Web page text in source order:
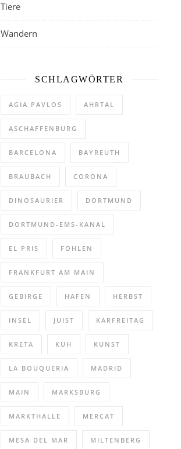
Tiere
Wandern
SCHLAGWÖRTER
AGIA PAVLOS AHRTAL
ASCHAFFENBURG
BARCELONA BAYREUTH
BRAUBACH CORONA
DINOSAURIER DORTMUND
DORTMUND-EMS-KANAL
EL PRIS FOHLEN
FRANKFURT AM MAIN
GEBIRGE HAFEN HERBST
INSEL JUIST KARFREITAG
KRETA KUH KUNST
LA BOUQUERIA MADRID
MAIN MARKSBURG
MARKTHALLE MERCAT
MESA DEL MAR MILTENBERG